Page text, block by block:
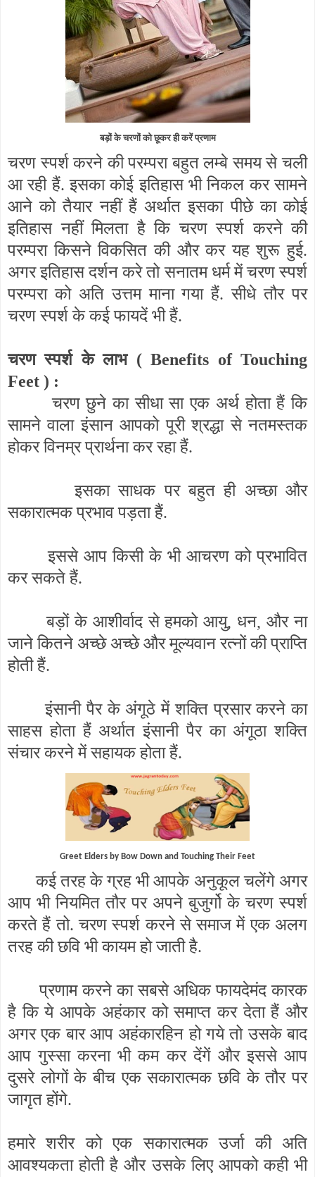
बड़ों के चरणों को छूकर ही करें प्रणाम
चरण स्पर्श करने की परम्परा बहुत लम्बे समय से चली
आ रही हैं. इसका कोई इतिहास भी निकल कर सामने
आने को तैयार नहीं हैं अर्थात इसका पीछे का कोई
इतिहास नहीं मिलता है कि चरण स्पर्श करने की
परम्परा किसने विकसित की और कर यह शुरू हुई.
अगर इतिहास दर्शन करे तो सनातम धर्म में चरण स्पर्श
परम्परा को अति उत्तम माना गया हैं. सीधे तौर पर
चरण स्पर्श के कई फायदें भी हैं.
चरण स्पर्श के लाभ ( Benefits of Touching
Feet ) :
चरण छुने का सीधा सा एक अर्थ होता हैं कि
सामने वाला इंसान आपको पूरी श्रद्धा से नतमस्तक
होकर विनम्र प्रार्थना कर रहा हैं.
इसका साधक पर बहुत ही अच्छा और
सकारात्मक प्रभाव पड़ता हैं.
इससे आप किसी के भी आचरण को प्रभावित
कर सकते हैं.
बड़ों के आशीर्वाद से हमको आयु, धन,और ना
जाने कितने अच्छे अच्छे और मूल्यवान रत्नों की प्राप्ति
होती हैं.
इंसानी पैर के अंगूठे में शक्ति प्रसार करने का
साहस होता हैं अर्थात इंसानी पैर का अंगूठा शक्ति
संचार करने में सहायक होता हैं.
Greet Elders by Bow Down and Touching Their Feet
कई तरह के ग्रह भी आपके अनुकूल चलेंगे अगर
आप भी नियमित तौर पर अपने बुजुर्गो के चरण स्पर्श
करते हैं तो. चरण स्पर्श करने से समाज में एक अलग
तरह की छवि भी कायम हो जाती है.
प्रणाम करने का सबसे अधिक फायदेमंद कारक
है कि ये आपके अहंकार को समाप्त कर देता हैं और
अगर एक बार आप अहंकारहिन हो गये तो उसके बाद
आप गुस्सा करना भी कम कर देंगें और इससे आप
दुसरे लोगों के बीच एक सकारात्मक छवि के तौर पर
जागृत होंगे.
हमारे शरीर को एक सकारात्मक उर्जा की अति
आवश्यकता होती है और उसके लिए आपको कही भी